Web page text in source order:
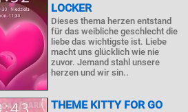
LOCKER
Dieses thema herzen entstand
für das weibliche geschlecht die
liebe das wichtigste ist. Liebe
macht uns glücklich wie nie
zuvor. Jemand stahl unsere
herzen und wir sin..
THEME KITTY FOR GO